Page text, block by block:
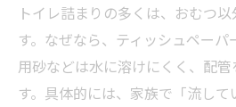
トイレ詰まりの多くは、おむつ
す。なぜなら、ティッシュペー
用砂などは水に溶けにくく、配
す。具体的には、家族で「流し